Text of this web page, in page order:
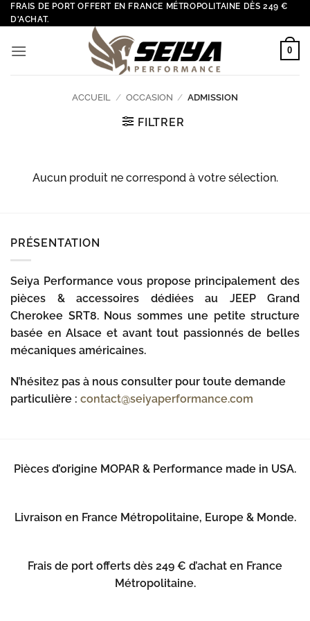
Passer
au
FRAIS DE PORT OFFERT EN FRANCE MÉTROPOLITAINE DÈS 249 €
D'ACHAT.
0
ACCUEIL / OCCASION / ADMISSION
FILTRER
Aucun produit ne correspond à votre sélection.
PRÉSENTATION
Seiya Performance vous propose principalement des
pièces & accessoires dédiées au JEEP Grand
Cherokee SRT8. Nous sommes une petite structure
basée en Alsace et avant tout passionnés de belles
mécaniques américaines.
N’hésitez pas à nous consulter pour toute demande
particulière : contact@seiyaperformance.com
Pièces d’origine MOPAR & Performance made in USA.
Livraison en France Métropolitaine, Europe & Monde.
Frais de port offerts dès 249 € d’achat en France
Métropolitaine.